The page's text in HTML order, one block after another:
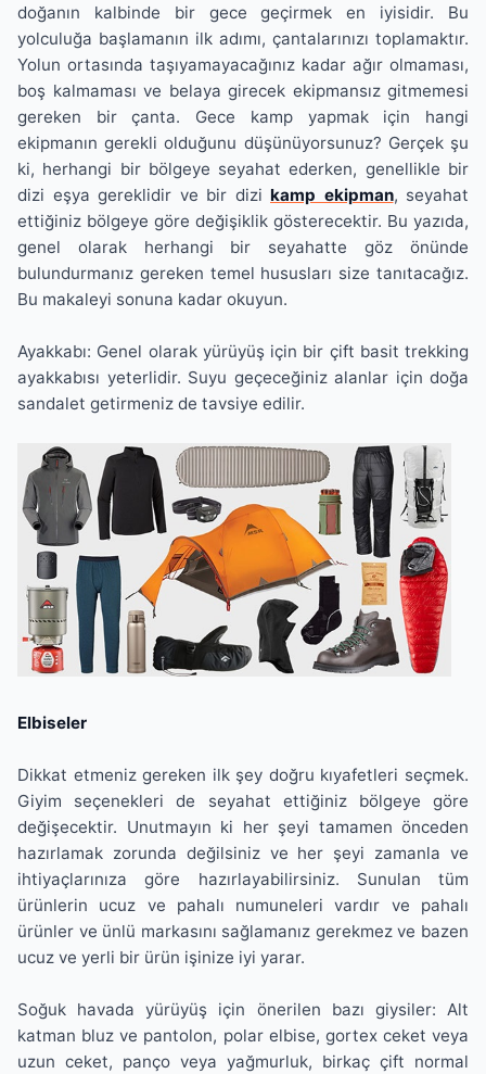
doğanın kalbinde bir gece geçirmek en iyisidir. Bu
yolculuğa başlamanın ilk adımı, çantalarınızı toplamaktır.
Yolun ortasında taşıyamayacağınız kadar ağır olmaması,
boş kalmaması ve belaya girecek ekipmansız gitmemesi
gereken bir çanta. Gece kamp yapmak için hangi
ekipmanın gerekli olduğunu düşünüyorsunuz? Gerçek şu
ki, herhangi bir bölgeye seyahat ederken, genellikle bir
dizi eşya gereklidir ve bir dizi kamp ekipman, seyahat
ettiğiniz bölgeye göre değişiklik gösterecektir. Bu yazıda,
genel olarak herhangi bir seyahatte göz önünde
bulundurmanız gereken temel hususları size tanıtacağız.
Bu makaleyi sonuna kadar okuyun.
Ayakkabı: Genel olarak yürüyüş için bir çift basit trekking
ayakkabısı yeterlidir. Suyu geçeceğiniz alanlar için doğa
sandalet getirmeniz de tavsiye edilir.
Elbiseler
Dikkat etmeniz gereken ilk şey doğru kıyafetleri seçmek.
Giyim seçenekleri de seyahat ettiğiniz bölgeye göre
değişecektir. Unutmayın ki her şeyi tamamen önceden
hazırlamak zorunda değilsiniz ve her şeyi zamanla ve
ihtiyaçlarınıza göre hazırlayabilirsiniz. Sunulan tüm
ürünlerin ucuz ve pahalı numuneleri vardır ve pahalı
ürünler ve ünlü markasını sağlamanız gerekmez ve bazen
ucuz ve yerli bir ürün işinize iyi yarar.
Soğuk havada yürüyüş için önerilen bazı giysiler: Alt
katman bluz ve pantolon, polar elbise, gortex ceket veya
uzun ceket, panço veya yağmurluk, birkaç çift normal